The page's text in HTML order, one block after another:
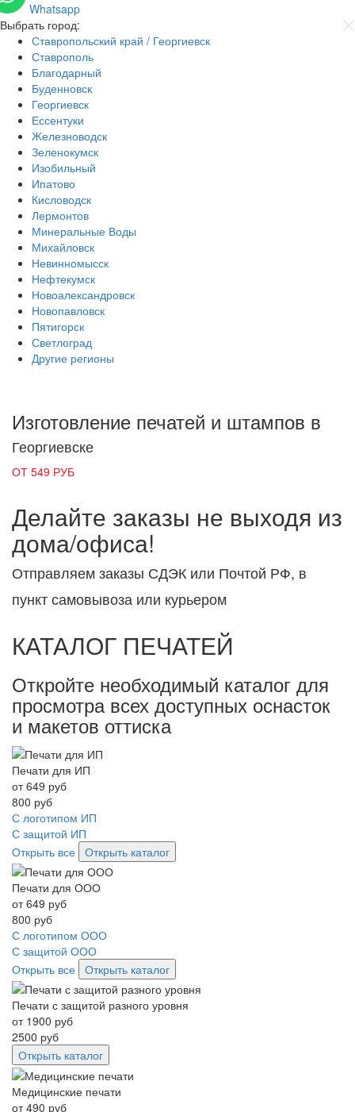
Whatsapp
Выбрать город:
Ставропольский край / Георгиевск
Ставрополь
Благодарный
Буденновск
Георгиевск
Ессентуки
Железноводск
Зеленокумск
Изобильный
Ипатово
Кисловодск
Лермонтов
Минеральные Воды
Михайловск
Невинномысск
Нефтекумск
Новоалександровск
Новопавловск
Пятигорск
Светлоград
Другие регионы
Изготовление печатей и штампов в
Георгиевске
ОТ 549 РУБ
Делайте заказы не выходя из
дома/офиса!
Отправляем заказы СДЭК или Почтой РФ, в
пункт самовывоза или курьером
КАТАЛОГ ПЕЧАТЕЙ
Откройте необходимый каталог для
просмотра всех доступных оснасток
и макетов оттиска
Печати для ИП
от649 руб
800 руб
С логотипом ИП
С защитой ИП
Открыть все Открыть каталог
Печати для ООО
от649 руб
800 руб
С логотипом ООО
С защитой ООО
Открыть все Открыть каталог
Печати с защитой разного уровня
от 1900 руб
2500 руб
Открыть каталог
Медицинские печати
от490 руб